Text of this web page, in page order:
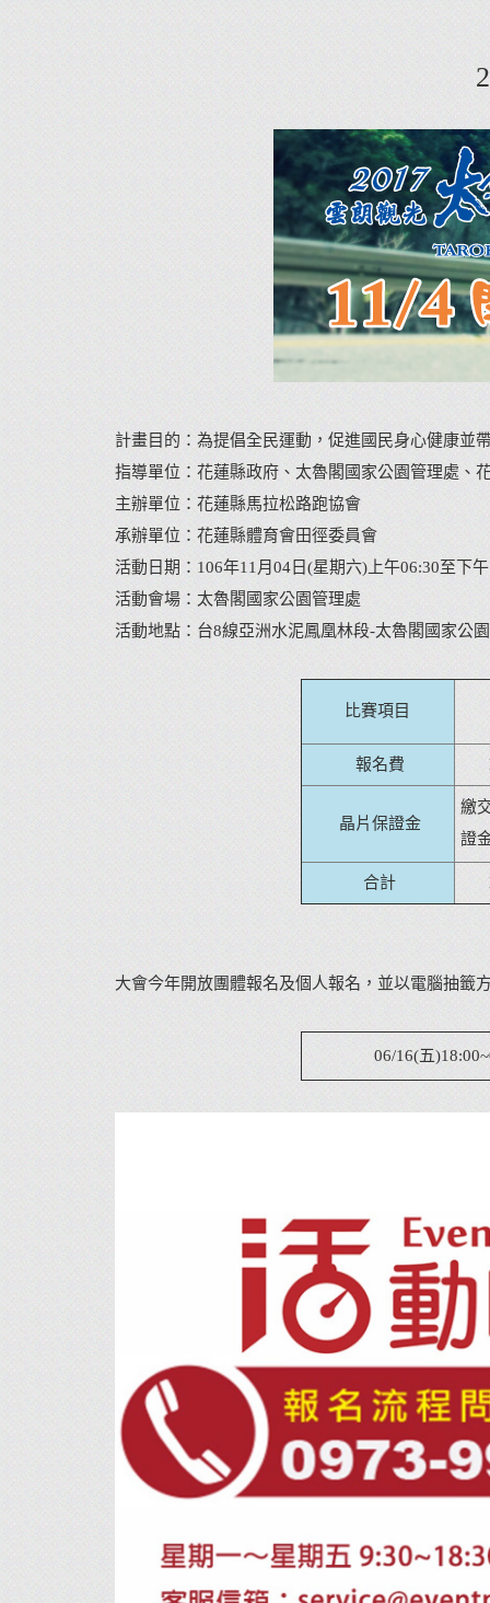
計畫目的：為提倡全民運動，促進國民身心健康並
指導單位：花蓮縣政府、太魯閣國家公園管理處、
主辦單位：花蓮縣馬拉松路跑協會
承辦單位：花蓮縣體育會田徑委員會
活動日期： 106年11月04日(星期六) 上午06:30至下
活動會場：太魯閣國家公園管理處
活動地點：台8線亞洲水泥鳳凰林段-太魯閣國家公
比賽項目
報名費
晶片保證金
繳
證
合計
大會今年開放團體報名及個人報名，並以電腦抽籤
06/16(五